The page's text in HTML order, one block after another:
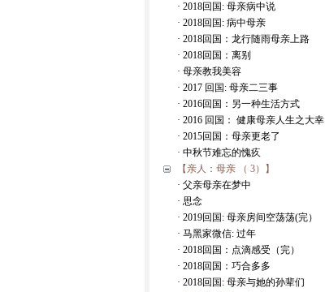
· 2018回国: 母亲病中说
· 2018回国: 病中母亲
· 2018回国：龙行随雨母亲上路
· 2018回国：离别
· 母亲教我美容
· 2017 回国: 母亲二三事
· 2016回国：另一种生活方式
· 2016 回国： 健康母亲人生之大幸
· 2015回国：母亲更老了
· 中秋节难忘的愧疚
【亲人：母亲 （ 3）】
· 父亲母亲在梦中
· 思念
· 2019回国: 母亲房间空荡荡(完）
· 马黑家微信: 过年
· 2018回国：点滴感受（完）
· 2018回国：巧合多多
· 2018回国: 母亲与她的孙辈们